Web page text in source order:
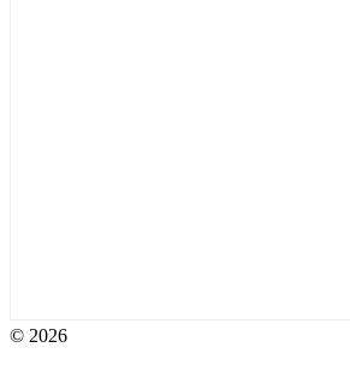
© 2026